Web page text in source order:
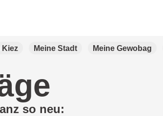
Kiez Meine Stadt Meine Gewobag
so neu: